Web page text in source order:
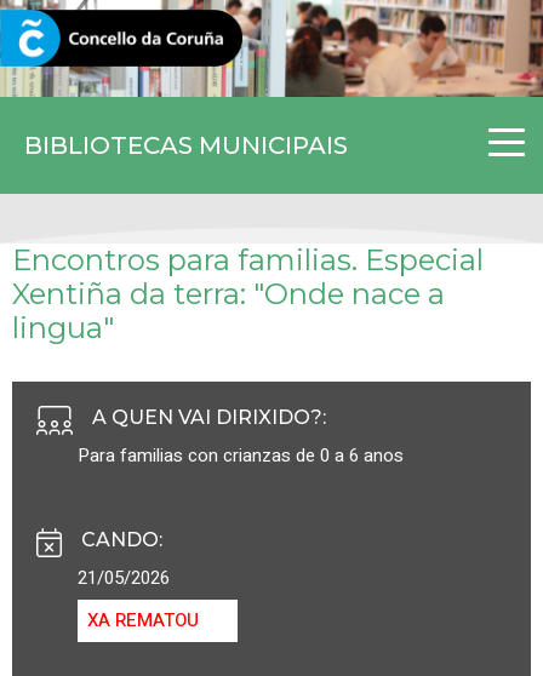
BIBLIOTECAS MUNICIPAIS
CORUNA.GAL
Encontros para familias. Especial
Xentiña da terra: "Onde nace a
lingua"
A QUEN VAI DIRIXIDO?:
Para familias con crianzas de 0 a 6 anos
CANDO:
21/05/2026
XA REMATOU